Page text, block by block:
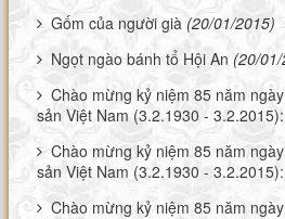
Gốm của người già (20/01/2015)
Ngọt ngào bánh tổ Hội An (20/
Chào mừng kỷ niệm 85 năm
sản Việt Nam (3.2.1930 - 3.2.2015):
Chào mừng kỷ niệm 85 năm
sản Việt Nam (3.2.1930 - 3.2.2015):
Chào mừng kỷ niệm 85 năm